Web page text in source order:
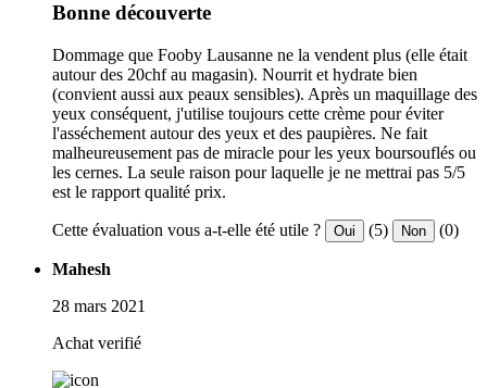
Bonne découverte
Dommage que Fooby Lausanne ne la vendent plus (elle était
autour des 20chf au magasin). Nourrit et hydrate bien
(convient aussi aux peaux sensibles). Après un maquillage des
yeux conséquent, j'utilise toujours cette crème pour éviter
l'asséchement autour des yeux et des paupières. Ne fait
malheureusement pas de miracle pour les yeux boursouflés ou
les cernes. La seule raison pour laquelle je ne mettrai pas 5/5
est le rapport qualité prix.
Cette évaluation vous a-t-elle été utile ? Oui (5) Non (0)
Mahesh
28 mars 2021
Achat verifié